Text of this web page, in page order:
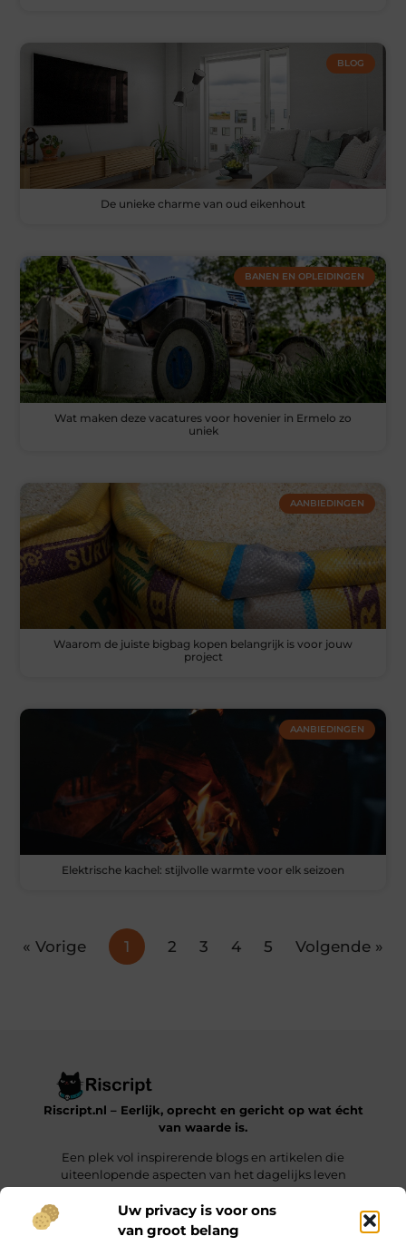
Uw privacy is voor ons
van groot belang
BLOG
De unieke charme van oud eikenhout
BANEN EN OPLEIDINGEN
Wat maken deze vacatures voor hovenier in Ermelo zo
uniek
AANBIEDINGEN
Waarom de juiste bigbag kopen belangrijk is voor jouw
project
AANBIEDINGEN
Elektrische kachel: stijlvolle warmte voor elk seizoen
« Vorige 1 2 3 4 5 Volgende »
Riscript.nl – Eerlijk, oprecht en gericht op wat écht
van waarde is.
Een plek vol inspirerende blogs en artikelen die
uiteenlopende aspecten van het dagelijks leven
behandelen.
Onze informatie